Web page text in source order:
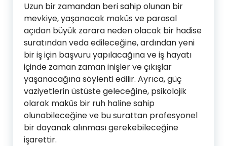
Uzun bir zamandan beri sahip olunan bir
mevkiye, yaşanacak makûs ve parasal
açıdan büyük zarara neden olacak bir hadise
suratından veda edileceğine, ardından yeni
bir iş için başvuru yapılacağına ve iş hayatı
içinde zaman zaman inişler ve çıkışlar
yaşanacağına söylenti edilir. Ayrıca, güç
vaziyetlerin üstüste geleceğine, psikolojik
olarak makûs bir ruh haline sahip
olunabileceğine ve bu surattan profesyonel
bir dayanak alınması gerekebileceğine
işarettir.